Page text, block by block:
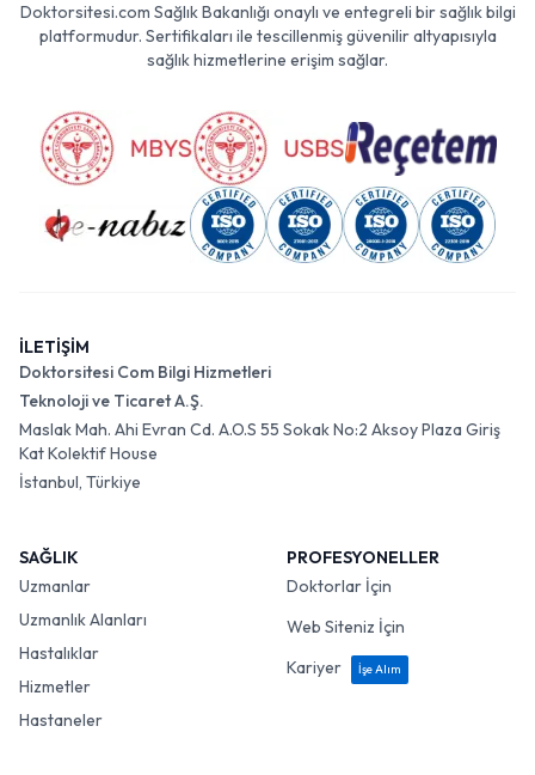
Doktorsitesi.com Sağlık Bakanlığı onaylı ve entegreli bir sağlık bilgi
platformudur. Sertifikaları ile tescillenmiş güvenilir altyapısıyla
sağlık hizmetlerine erişim sağlar.
İLETİŞİM
Doktorsitesi Com Bilgi Hizmetleri
Teknoloji ve Ticaret A.Ş.
Maslak Mah. Ahi Evran Cd. A.O.S 55 Sokak No:2 Aksoy Plaza Giriş
Kat Kolektif House
İstanbul, Türkiye
SAĞLIK
Uzmanlar
Uzmanlık Alanları
Hastalıklar
Hizmetler
Hastaneler
PROFESYONELLER
Doktorlar İçin
Web Siteniz İçin
Kariyer
İşe Alım